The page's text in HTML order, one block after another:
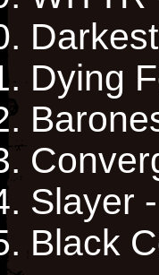
Dying
Slayer
Black